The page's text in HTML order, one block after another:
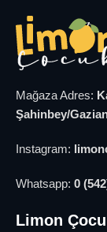
Mağaza Adres:
Şahinbey/
Instagram:
Whatsapp: 0
Limon